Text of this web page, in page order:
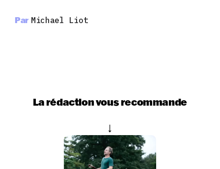
Par Michael Liot
La rédaction vous recommande